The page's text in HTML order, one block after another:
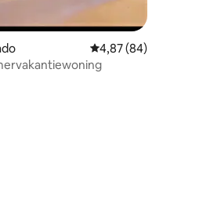
Gemiddelde
4,87 (84)